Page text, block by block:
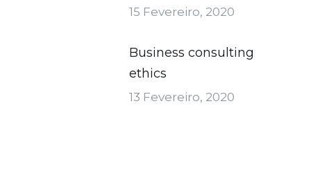
15 Fevereiro, 2020
Business consulting
ethics
13 Fevereiro, 2020